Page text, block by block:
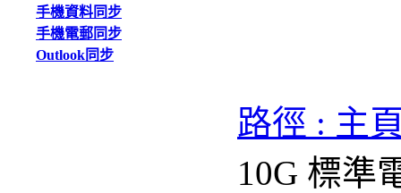
手機資料同步
手機電郵同步
Outlook同步
路徑 : 主
10G 標準